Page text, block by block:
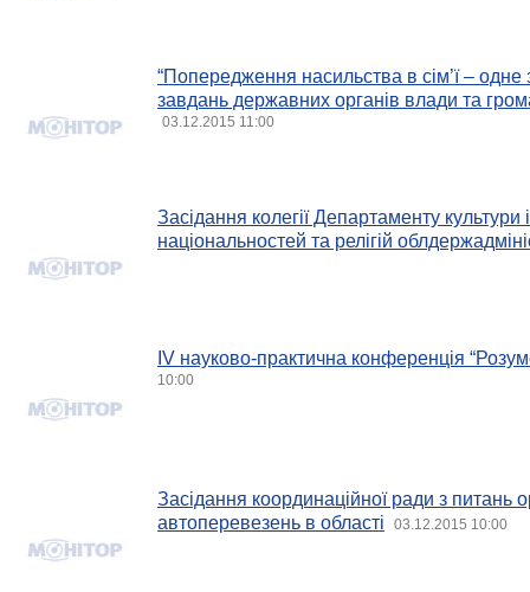
“Попередження насильства в сім’ї –
завдань державних органів влади та
03.12.2015 11:00
Засідання колегії Департаменту культури
національностей та релігій
ІV науково-практична конференція
10:00
Засідання координаційної ради з питань
автоперевезень в області
03.12.2015 10:00